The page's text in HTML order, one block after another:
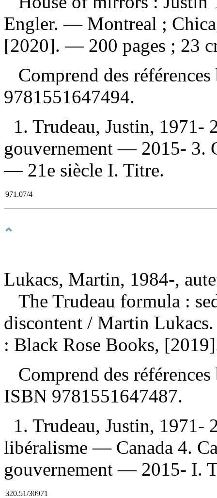
Engler. — Montreal ;
[2020]. — 200 pages ; 23
Comprend des
9781551647494.
1. Trudeau, Justin,
gouvernement — 2015- 3.
— 21e siècle I. Titre.
971.07/4
Lukacs, Martin, 1984-,
The Trudeau formula :
discontent / Martin
: Black Rose Books,
Comprend des
ISBN 9781551647487.
1. Trudeau, Justin,
libéralisme — Canada 4.
gouvernement — 2015- I.
320.51/30971